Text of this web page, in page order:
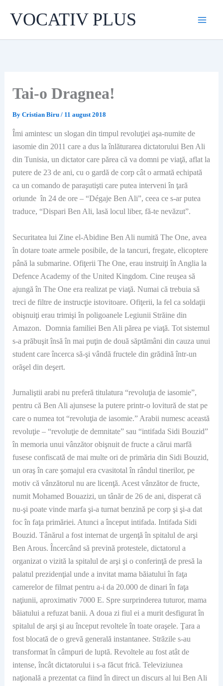
VOCATIV PLUS
Tai-o Dragnea!
By Cristian Biru / 11 august 2018
Îmi amintesc un slogan din timpul revoluţiei aşa-numite de
iasomie din 2011 care a dus la înlăturarea dictatorului Ben Ali
din Tunisia, un dictator care părea că va domni pe viaţă, aflat la
putere de 23 de ani, cu o gardă de corp cât o armată echipată
ca un comando de paraşutişti care putea interveni în ţară
oriunde în 24 de ore – “Dégaje Ben Ali”, ceea ce s-ar putea
traduce, “Dispari Ben Ali, lasă locul liber, fă-te nevăzut”.
Securitatea lui Zine el-Abidine Ben Ali numită The One, avea
în dotare toate armele posibile, de la tancuri, fregate, elicoptere
până la submarine. Ofiţerii The One, erau instruiţi în Anglia la
Defence Academy of the United Kingdom. Cine reuşea să
ajungă în The One era realizat pe viaţă. Numai că trebuia să
treci de filtre de instrucţie istovitoare. Ofiţerii, la fel ca soldaţii
obişnuiţi erau trimişi în poligoanele Legiunii Străine din
Amazon. Domnia familiei Ben Ali părea pe viaţă. Tot sistemul
s-a prăbuşit însă în mai puţin de două săptămâni din cauza unui
student care încerca să-şi vândă fructele din grădină într-un
orăşel din deşert.
Jurnaliştii arabi nu preferă titulatura “revoluţia de iasomie”,
pentru că Ben Ali ajunsese la putere printr-o lovitură de stat pe
care o numea tot “revoluţia de iasomie.” Arabii numesc această
revoluţie – “revoluţie de demnitate” sau “intifada Sidi Bouzid”
în memoria unui vânzător obişnuit de fructe a cărui marfă
fusese confiscată de mai multe ori de primăria din Sidi Bouzid,
un oraş în care şomajul era cvasitotal în rândul tinerilor, pe
motiv că vânzătorul nu are licenţă. Acest vânzător de fructe,
numit Mohamed Bouazizi, un tânăr de 26 de ani, disperat că
nu-şi poate vinde marfa şi-a turnat benzină pe corp şi şi-a dat
foc în faţa primăriei. Atunci a început intifada. Intifada Sidi
Bouzid. Tânărul a fost internat de urgenţă în spitalul de arşi
Ben Arous. Încercând să prevină protestele, dictatorul a
organizat o vizită la spitalul de arşi şi o conferinţă de presă la
palatul prezidenţial unde a invitat mama băiatului în faţa
camerelor de filmat pentru a-i da 20.000 de dinari în faţa
naţiunii, aproximativ 7000 E. Spre surprinderea tuturor, mama
băiatului a refuzat banii. A doua zi fiul ei a murit desfigurat în
spitalul de arşi şi au început revoltele în toate oraşele. Ţara a
fost blocată de o grevă generală instantanee. Străzile s-au
transformat în câmpuri de luptă. Revoltele au fost atât de
intense, încât dictatorului i s-a făcut frică. Televiziunea
naţională a prezentat ca fiind în direct un discurs al lui Ben Ali